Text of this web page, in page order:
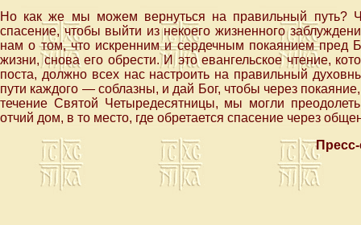
Но как же мы можем вернуться на правильный путь?
спасение, чтобы выйти из некоего жизненного
нам о том, что искренним и сердечным покаянием
жизни, снова его обрести. И это евангельское чтение,
поста, должно всех нас настроить на правильный
пути каждого — соблазны, и дай Бог, чтобы через
течение Святой Четыредесятницы, мы могли
отчий дом, в то место, где обретается спасение через